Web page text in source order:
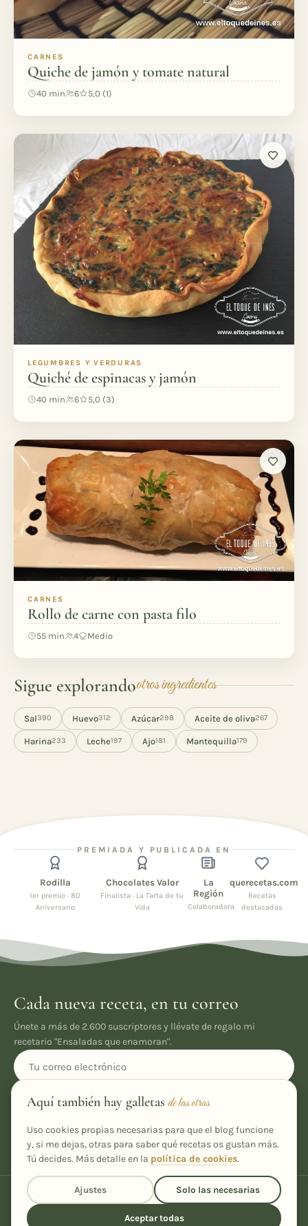
Aquí también hay galletas de las otras
Uso cookies propias necesarias para que el blog funcione
y, si me dejas, otras para saber qué recetas os gustan más.
Tú decides. Más detalle en la política de cookies.
Aceptar todas
Solo las necesarias
Ajustes
CARNES
Quiche de jamón y tomate natural
40 min 6 5,0 (1)
LEGUMBRES Y VERDURAS
Quiché de espinacas y jamón
40 min 6 5,0 (3)
CARNES
Rollo de carne con pasta filo
55 min 4 Medio
Sigue explorandootros ingredientes
Sal390 Huevo312 Azúcar298 Aceite de oliva267
Harina233 Leche197 Ajo181 Mantequilla179
PREMIADA Y PUBLICADA EN
Rodilla
1er premio · 80
Aniversario
Chocolates Valor
Finalista · La Tarta de tu
Vida
La
Región
Colaboradora
querecetas.com
Recetas
destacadas
Cada nueva receta, en tu correo
Únete a más de 2.600 suscriptores y llévate de regalo mi
recetario "Ensaladas que enamoran".
Suscribirme
He leído y acepto lapolítica de privacidad